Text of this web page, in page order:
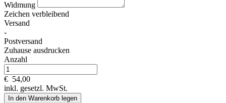
Widmung
Zeichen verbleibend
Versand
-
Postversand
Zuhause ausdrucken
Anzahl
€ 54,00
inkl. gesetzl. MwSt.
In den Warenkorb legen